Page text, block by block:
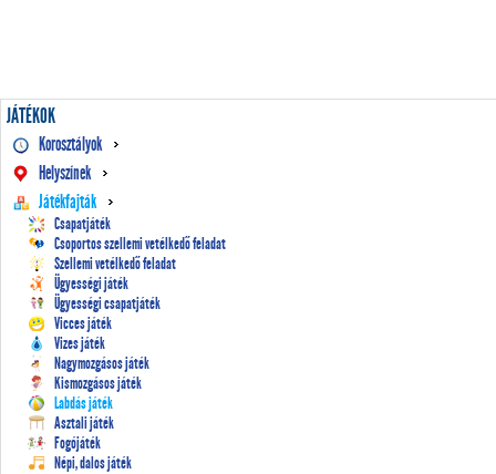
JÁTÉKOK
Korosztályok
Helyszínek
Játékfajták
Csapatjáték
Csoportos szellemi vetélkedő feladat
Szellemi vetélkedő feladat
Ügyességi játék
Ügyességi csapatjáték
Vicces játék
Vizes játék
Nagymozgásos játék
Kismozgásos játék
Labdás játék
Asztali játék
Fogójáték
Népi, dalos játék